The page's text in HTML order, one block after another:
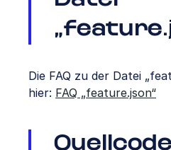
Die FAQ zu der Datei
hier: FAQ „feature.json“